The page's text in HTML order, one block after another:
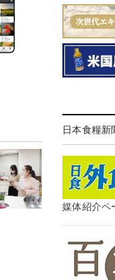
日本食糧新
媒体紹介ペ